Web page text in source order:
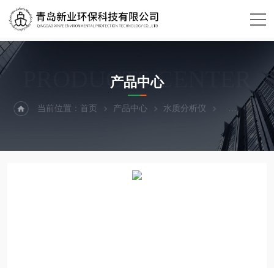
PRODUCTS CENTER
产品中心
当前位置：首页 产品中心 水质分析仪 采样设备